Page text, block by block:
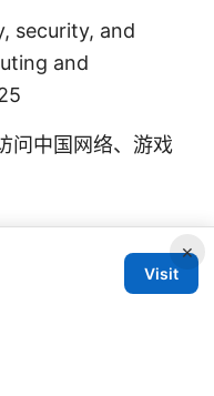
security, and
and
问中国网络、游戏
×
Visit